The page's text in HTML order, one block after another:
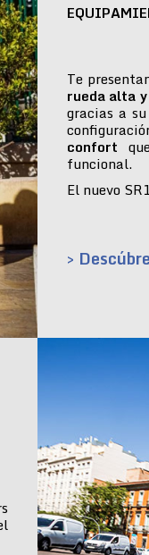
Te
rueda alta
gracias a
confort
funcional.
El nuevo
>